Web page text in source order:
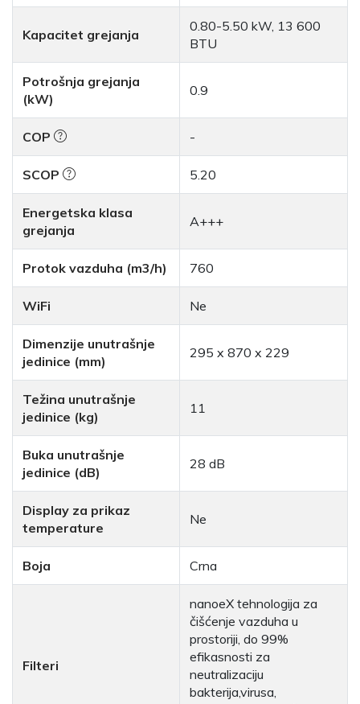
Kapacitet grejanja
0.80-5.50 kW, 13 600
BTU
Potrošnja grejanja
(kW)
0.9
COP -
SCOP 5.20
Energetska klasa
grejanja
A+++
Protok vazduha (m3/h) 760
WiFi Ne
Dimenzije unutrašnje
jedinice (mm)
295 x 870 x 229
Težina unutrašnje
jedinice (kg)
11
Buka unutrašnje
jedinice (dB)
28 dB
Display za prikaz
temperature
Ne
Boja Crna
Filteri
nanoeX tehnologija za
čišćenje vazduha u
prostoriji, do 99%
efikasnosti za
neutralizaciju
bakterija,virusa,